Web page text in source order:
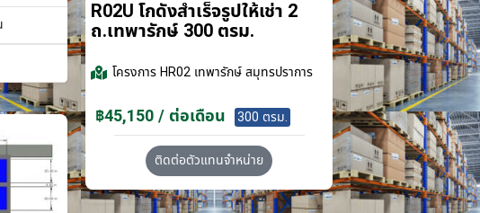
R02U โกดังสำเร็จรูปให้เช่า 2
ถ.เทพารักษ์ 300 ตรม.
โครงการHR02 เทพารักษ์ สมุทรปราการ
฿45,150 / ต่อเดือน 300 ตรม.
ติดต่อตัวแทนจำหน่าย